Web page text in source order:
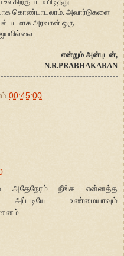
கொண்டாடலாம். அவார்டுகளை
படமாக அரவான் ஒரு
என்றும் அன்புடன்,
N.R.PRABHAKARAN
00:45:00
அதேநேரம் நீங்க என்னத்த
உண்மையாவும்